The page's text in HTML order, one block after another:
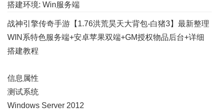
搭建环境: Win服务端
战神引擎传奇手游【1.76洪荒昊天大背包-白猪3】最新整理
WIN系特色服务端+安卓苹果双端+GM授权物品后台+详细
搭建教程
信息属性
测试系统
Windows Server 2012